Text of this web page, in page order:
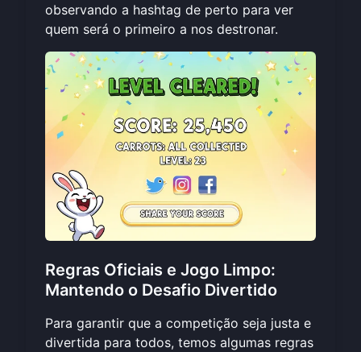
observando a hashtag de perto para ver
quem será o primeiro a nos destronar.
Regras Oficiais e Jogo Limpo:
Mantendo o Desafio Divertido
Para garantir que a competição seja justa e
divertida para todos, temos algumas regras